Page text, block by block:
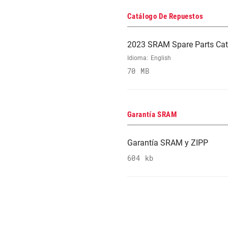
Catálogo De Repuestos
2023 SRAM Spare Parts
Idioma: English
70 MB
Garantía SRAM
Garantía SRAM y ZIPP
604 kb